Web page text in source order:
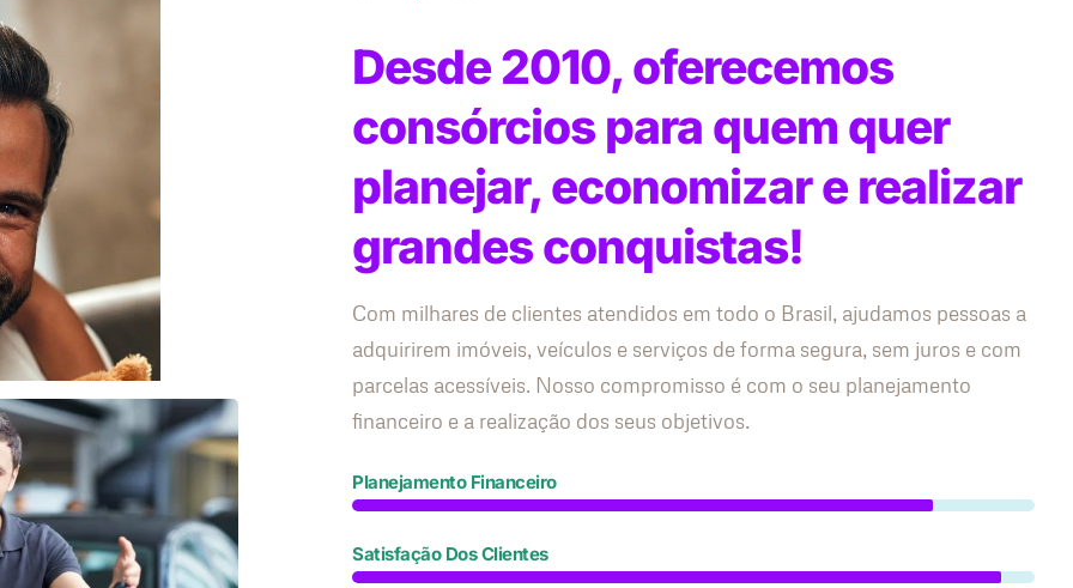
Desde 2010, oferecemos
consórcios para quem quer
planejar, economizar e realizar
grandes conquistas!
Com milhares de clientes atendidos em todo o Brasil, ajudamos pessoas a
adquirirem imóveis, veículos e serviços de forma segura, sem juros e com
parcelas acessíveis. Nosso compromisso é com o seu planejamento
financeiro e a realização dos seus objetivos.
Planejamento Financeiro
Satisfação Dos Clientes